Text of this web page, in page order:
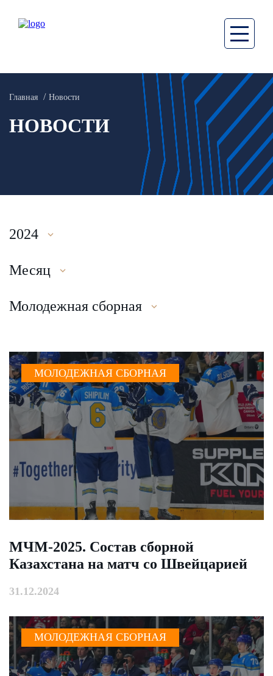
Главная Новости
НОВОСТИ
2024
Месяц
Молодежная сборная
МОЛОДЕЖНАЯ СБОРНАЯ
МЧМ-2025. Состав сборной
Казахстана на матч со Швейцарией
31.12.2024
МОЛОДЕЖНАЯ СБОРНАЯ